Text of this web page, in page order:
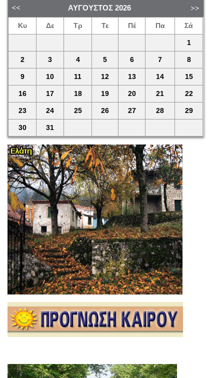
ΑΎΓΟΥΣΤΟΣ 2026
Κυ Δε Τρ Τε Πέ Πα Σά
1
2 3 4 5 6 7 8
9 10 11 12 13 14 15
16 17 18 19 20 21 22
23 24 25 26 27 28 29
30 31